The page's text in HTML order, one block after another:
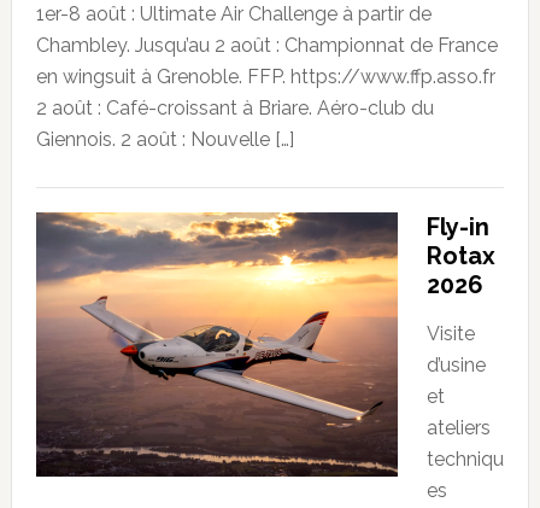
1er-8 août : Ultimate Air Challenge à partir de
Chambley. Jusqu’au 2 août : Championnat de France
en wingsuit à Grenoble. FFP. https://www.ffp.asso.fr
2 août : Café-croissant à Briare. Aéro-club du
Giennois. 2 août : Nouvelle […]
Fly-in
Rotax
2026
Visite
d’usine
et
ateliers
techniqu
es